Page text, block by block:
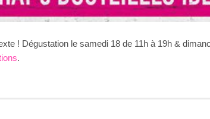
! Dégustation le samedi 18 de 11h à 19h &
.